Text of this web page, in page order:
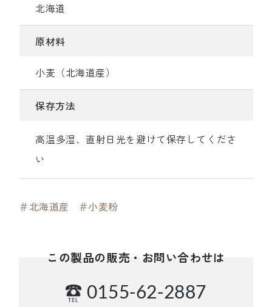
北海道
原材料
小麦（北海道産）
保存方法
高温多湿、直射日光を避けて保存してくださ
い
＃北海道産 ＃小麦粉
この製品の販売・お問い合わせは
0155-62-2887